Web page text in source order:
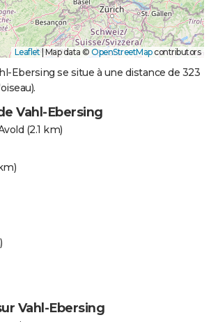
Leaflet|Map data © OpenStreetMapcontributors
Ebersing se situe à une distance de 323
Vahl-Ebersing
(2.1 km)
Vahl-Ebersing